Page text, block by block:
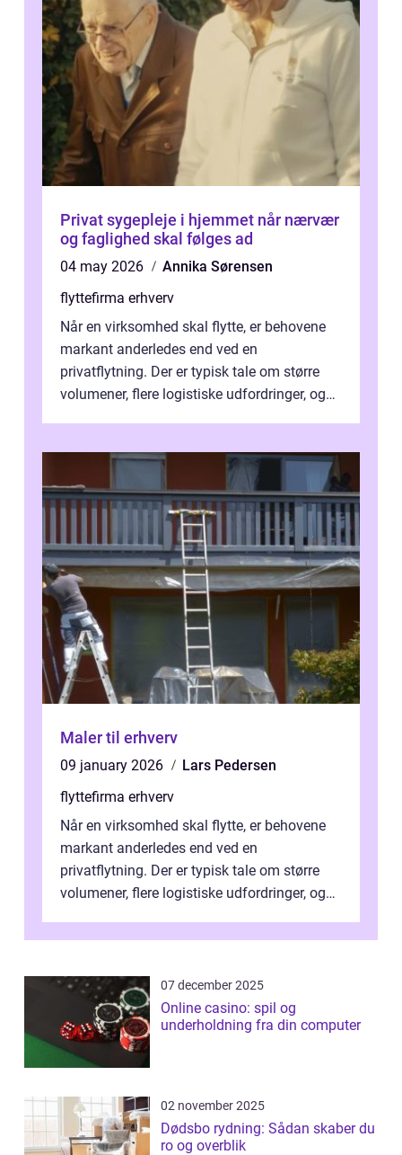
Privat sygepleje i hjemmet når nærvær
og faglighed skal følges ad
04 may 2026
Annika Sørensen
flyttefirma erhverv
Når en virksomhed skal flytte, er behovene
markant anderledes end ved en
privatflytning. Der er typisk tale om større
volumener, flere logistiske udfordringer, og
Maler til erhverv
09 january 2026
Lars Pedersen
flyttefirma erhverv
Når en virksomhed skal flytte, er behovene
markant anderledes end ved en
privatflytning. Der er typisk tale om større
volumener, flere logistiske udfordringer, og
07 december 2025
Online casino: spil og
underholdning fra din computer
02 november 2025
Dødsbo rydning: Sådan skaber du
ro og overblik